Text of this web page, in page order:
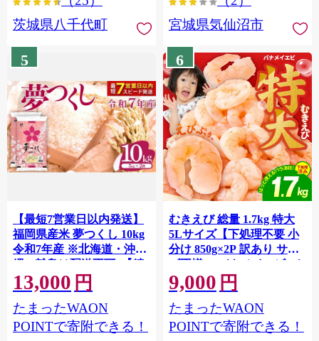
茨城県八千代町
宮城県気仙沼市
5
【最短7営業日以内発送】
福岡県産米 夢つくし 10kg
令和7年産 ※北海道・沖
縄・離島は配送不可 |【精
米 単一米 単一原料米 7年
産 国産 お米 ブランド米
5kg × 2 ゆめつくし】
CY009_01
13,000 円
たまったWAON
POINTで寄附できる！
6
むきえび 総量 1.7kg 特大
5Lサイズ【下処理不要 小
分け 850g×2P 訳あり サイ
ズ不揃い バナメイエビ バ
ラ凍結】 G4142
9,000 円
たまったWAON
POINTで寄附できる！